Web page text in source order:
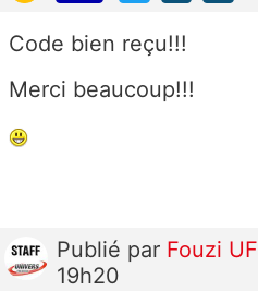
Code bien reçu!!!
Merci beaucoup!!!
Publié par Fouzi UF
19h20